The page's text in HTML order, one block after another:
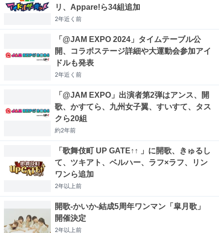
リ、Appare!ら34組追加
2年近く 前
「@JAM EXPO 2024」タイムテーブル公
開、コラボステージ詳細や大運動会参加アイ
ドルも発表
2年近く 前
「@JAM EXPO」出演者第2弾はアンス、開
歌、かすてら、九州女子翼、すいすて、タス
クら20組
約2年前
「歌舞伎町 UP GATE↑↑ 」に開歌、きゅるし
て、ツキアト、ベルハー、ラフ×ラフ、リン
ワンら追加
2年以上前
開歌-かいか-結成5周年ワンマン「皐月歌」
開催決定
2年以上前